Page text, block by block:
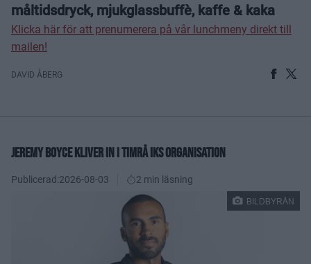
måltidsdryck, mjukglassbuffè, kaffe & kaka
Klicka här för att prenumerera på vår lunchmeny direkt till
mailen!
DAVID ÅBERG
JEREMY BOYCE KLIVER IN I TIMRÅ IKS ORGANISATION
Publicerad:2026-08-03 2 min läsning
BILDBYRÅN